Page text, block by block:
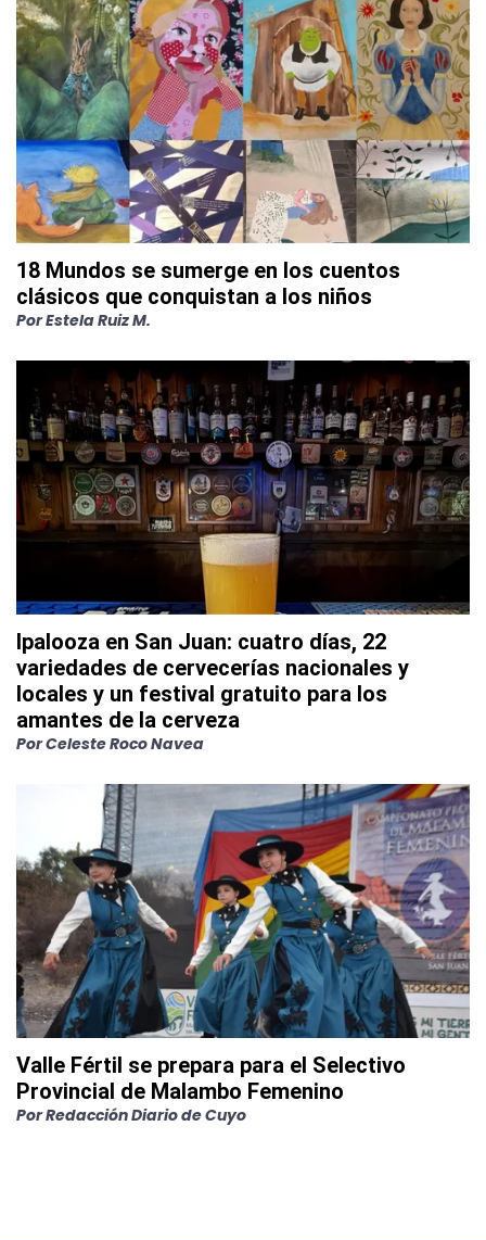
18 Mundos se sumerge en los cuentos
clásicos que conquistan a los niños
PorEstela Ruiz M.
Ipalooza en San Juan: cuatro días, 22
variedades de cervecerías nacionales y
locales y un festival gratuito para los
amantes de la cerveza
PorCeleste Roco Navea
Valle Fértil se prepara para el Selectivo
Provincial de Malambo Femenino
PorRedacción Diario de Cuyo